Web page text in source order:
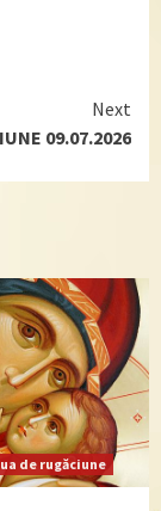
Next
09.07.2026
de rugăciune